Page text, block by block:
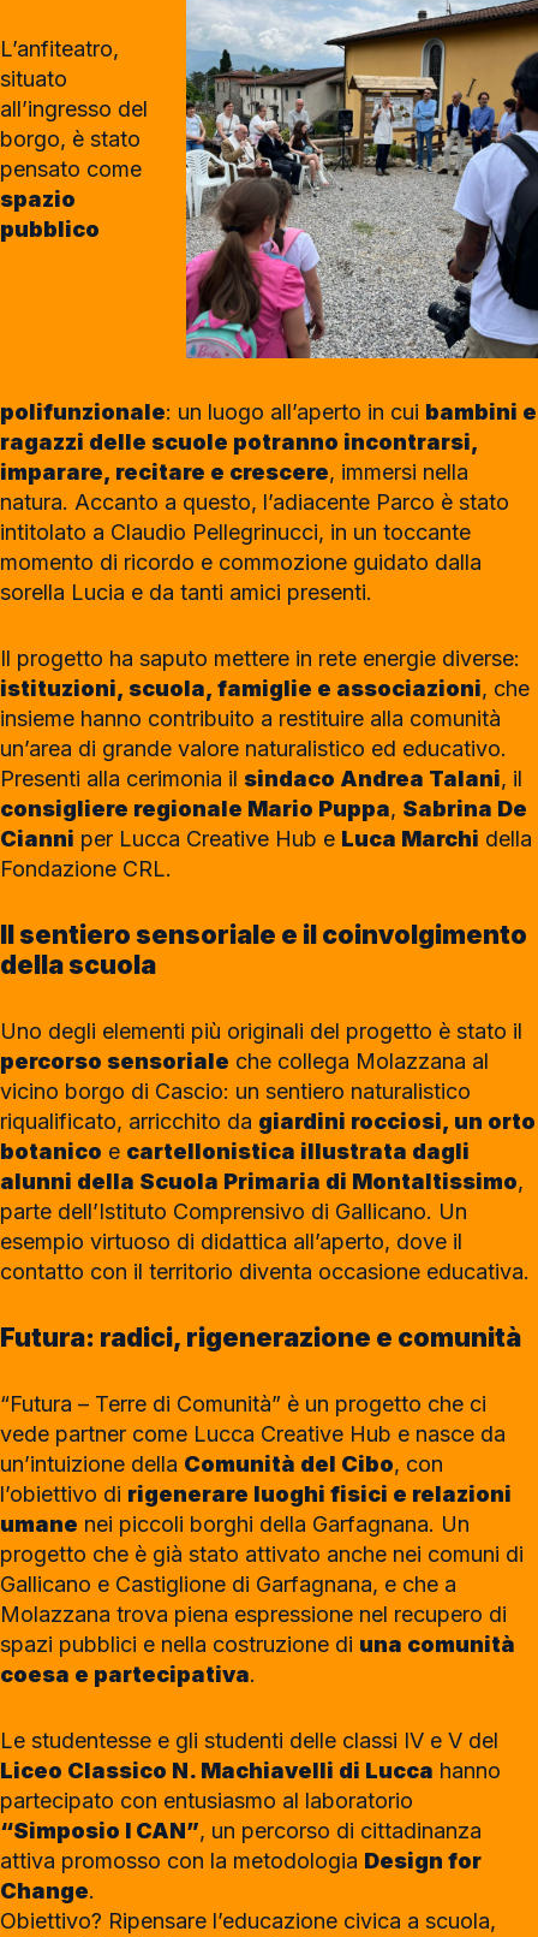
L’anfiteatro,
situato
all’ingresso del
borgo, è stato
pensato come
spazio
pubblico
polifunzionale: un luogo all’aperto in cui bambini e
ragazzi delle scuole potranno incontrarsi,
imparare, recitare e crescere, immersi nella
natura. Accanto a questo, l’adiacente Parco è stato
intitolato a Claudio Pellegrinucci, in un toccante
momento di ricordo e commozione guidato dalla
sorella Lucia e da tanti amici presenti.
Il progetto ha saputo mettere in rete energie diverse:
istituzioni, scuola, famiglie e associazioni, che
insieme hanno contribuito a restituire alla comunità
un’area di grande valore naturalistico ed educativo.
Presenti alla cerimonia il sindaco Andrea Talani, il
consigliere regionale Mario Puppa, Sabrina De
Cianni per Lucca Creative Hub e Luca Marchi della
Fondazione CRL.
Il sentiero sensoriale e il coinvolgimento
della scuola
Uno degli elementi più originali del progetto è stato il
percorso sensoriale che collega Molazzana al
vicino borgo di Cascio: un sentiero naturalistico
riqualificato, arricchito da giardini rocciosi, un orto
botanico e cartellonistica illustrata dagli
alunni della Scuola Primaria di Montaltissimo,
parte dell’Istituto Comprensivo di Gallicano. Un
esempio virtuoso di didattica all’aperto, dove il
contatto con il territorio diventa occasione educativa.
Futura: radici, rigenerazione e comunità
“Futura – Terre di Comunità” è un progetto che ci
vede partner come Lucca Creative Hub e nasce da
un’intuizione della Comunità del Cibo, con
l’obiettivo di rigenerare luoghi fisici e relazioni
umane nei piccoli borghi della Garfagnana. Un
progetto che è già stato attivato anche nei comuni di
Gallicano e Castiglione di Garfagnana, e che a
Molazzana trova piena espressione nel recupero di
spazi pubblici e nella costruzione di una comunità
coesa e partecipativa.
Le studentesse e gli studenti delle classi IV e V del
Liceo Classico N. Machiavelli di Lucca hanno
partecipato con entusiasmo al laboratorio
“Simposio I CAN”, un percorso di cittadinanza
attiva promosso con la metodologia Design for
Change.
Obiettivo? Ripensare l’educazione civica a scuola,